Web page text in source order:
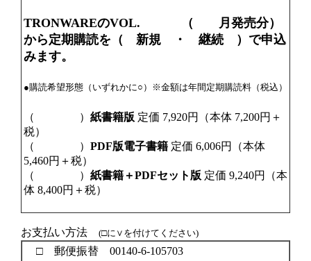
TRONWAREのVOL. （ 月発売分）
から定期購読を（ 新規 ・ 継続 ）で申込
みます。
●購読希望形態（いずれかに○）※金額は年間定期購読料（税込）
（ ） 紙書籍版 定価 7,920円（本体 7,200円＋
税）
（ ） PDF版電子書籍 定価 6,006円（本体
5,460円＋税）
（ ） 紙書籍＋PDFセット版 定価 9,240円（本
体 8,400円＋税）
お支払い方法 (□に∨を付けてください)
□ 郵便振替 00140-6-105703